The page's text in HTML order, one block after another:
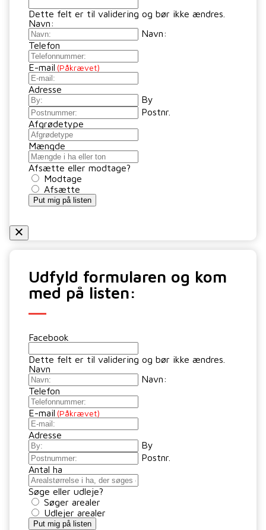
Dette felt er til validering og bør ikke ændres.
Navn:
Navn:
Telefon
E-mail (Påkrævet)
Adresse
By
Postnr.
Afgrødetype
Mængde
Afsætte eller modtage?
Modtage
Afsætte
Put mig på listen
Udfyld formularen og kom
med på listen:
Facebook
Dette felt er til validering og bør ikke ændres.
Navn
Navn:
Telefon
E-mail (Påkrævet)
Adresse
By
Postnr.
Antal ha
Søge eller udleje?
Søger arealer
Udlejer arealer
Put mig på listen